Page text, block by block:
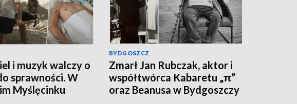
i muzyk walczy o
sprawności. W
Myślęcinku
BYDGOSZCZ
Zmarł Jan Rubczak, aktor i
współtwórca Kabaretu „π”
oraz Beanusa w Bydgoszczy